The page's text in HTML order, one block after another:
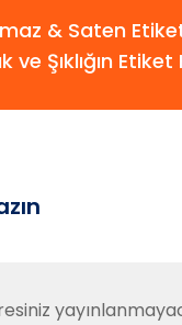
& Saten
ve Şıklığın Etiket